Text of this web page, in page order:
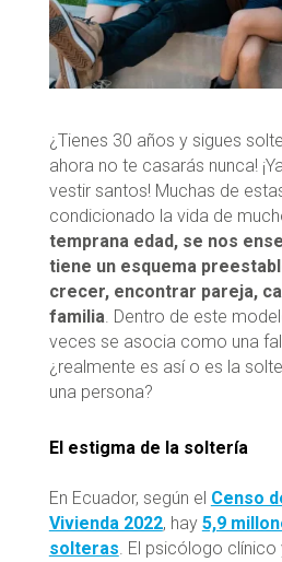
¿Tienes 30 años y sigues
ahora no te casarás nunca!
vestir santos! Muchas de
condicionado la vida de
temprana edad, se nos
tiene un esquema
crecer, encontrar pareja,
familia. Dentro de este
veces se asocia como una
¿realmente es así o es la
una persona?
El estigma de la soltería
En Ecuador, según el Censo
Vivienda 2022, hay 5,9
solteras. El psicólogo